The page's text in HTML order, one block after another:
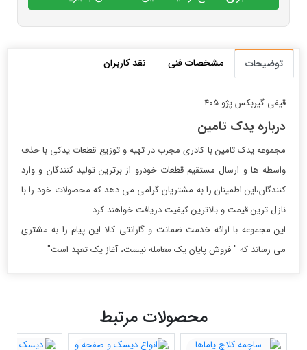
توضیحات مشخصات فنی نقد کاربران
قیفی گیربکس پژو 405
درباره یدک تامین
مجموعه یدک تامین با کادری مجرب در تهیه و توزیع قطعات یدکی با حذف
واسطه ها و ارسال مستقیم قطعات خودرو از برترین تولید کنندگان و وارد
کنندگان،این اطمینان را به مشتریان گرامی می دهد که محصولات خود را با
نازل ترین قیمت و بالاترین کیفیت دریافت خواهند کرد.
این مجموعه با ارائه خدمت ضمانت و گارانتی کالا این پیام را به مشتری
می رساند که " فروش پایان یک معامله نیست، آغاز یک تعهد است"
محصولات مرتبط